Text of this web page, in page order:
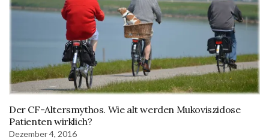
Der CF-Altersmythos. Wie alt werden Mukoviszidose
Patienten wirklich?
Dezember 4, 2016